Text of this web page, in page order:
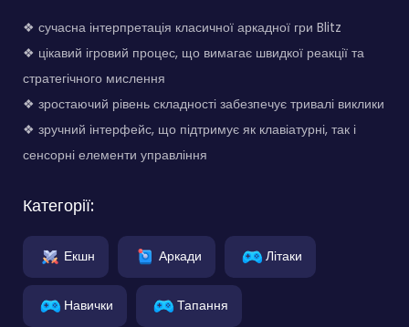
❖ сучасна інтерпретація класичної аркадної гри Blitz
❖ цікавий ігровий процес, що вимагає швидкої реакції та
стратегічного мислення
❖ зростаючий рівень складності забезпечує тривалі виклики
❖ зручний інтерфейс, що підтримує як клавіатурні, так і
сенсорні елементи управління
Категорії:
Екшн Аркади Літаки
Навички Тапання